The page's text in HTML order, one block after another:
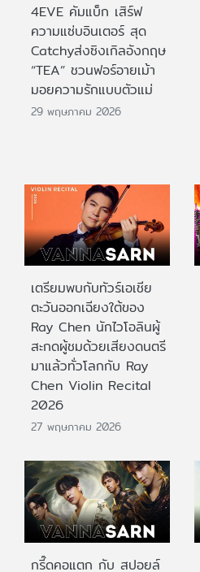
4EVE คัมแบ็ก เสิร์ฟ
ความแซ่บอินเตอร์ สุด
Catchyส่งซิงเกิลอังกฤษ
“TEA” ชวนฟอร์อายเม้า
มอยความรักแบบตัวแม่
29 พฤษภาคม 2026
เตรียมพบกับทัวร์เอเชีย
ตะวันออกเฉียงใต้ของ
Ray Chen นักไวโอลินผู้
สะกดผู้ชมด้วยเสียงดนตรี
มาแล้วทั่วโลกกับ Ray
Chen Violin Recital
2026
27 พฤษภาคม 2026
กรี๊ดคอแตก กับ สปอยล์